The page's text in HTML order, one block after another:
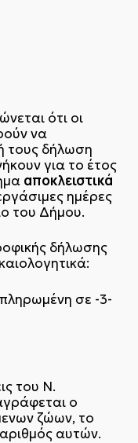
ότι οι
να
τους δήλωση
για το έτος
αποκλειστικά
ημέρες
του Δήμου.
δήλωσης
σε -3-
του Ν.
ο
ζώων, το
αυτών.